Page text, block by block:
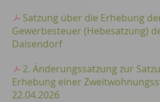
Satzung über die Erhebung
Gewerbesteuer (Hebesatzung)
Daisendorf
2. Änderungssatzung zur
Erhebung einer
22.04.2026